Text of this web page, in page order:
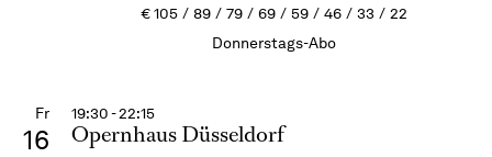
€105 89 79 69 59 46 33
22
Donnerstags-Abo
Fr
16
19:30 - 22:15
Opernhaus Düsseldorf